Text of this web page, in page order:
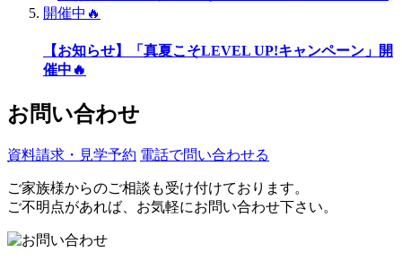
【お知らせ】「真夏こそLEVEL UP!キャンペーン」開
催中🔥
お問い合わせ
資料請求・見学予約 電話で問い合わせる
ご家族様からのご相談も受け付けております。
ご不明点があれば、お気軽にお問い合わせ下さい。